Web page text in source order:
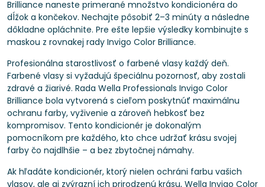
Brilliance naneste primerané množstvo kondicionéra do
dĺžok a končekov. Nechajte pôsobiť 2–3 minúty a následne
dôkladne opláchnite. Pre ešte lepšie výsledky kombinujte s
maskou z rovnakej rady Invigo Color Brilliance.
Profesionálna starostlivosť o farbené vlasy každý deň.
Farbené vlasy si vyžadujú špeciálnu pozornosť, aby zostali
zdravé a žiarivé. Rada Wella Professionals Invigo Color
Brilliance bola vytvorená s cieľom poskytnúť maximálnu
ochranu farby, vyživenie a zároveň hebkosť bez
kompromisov. Tento kondicionér je dokonalým
pomocníkom pre každého, kto chce udržať krásu svojej
farby čo najdlhšie – a bez zbytočnej námahy.
Ak hľadáte kondicionér, ktorý nielen ochráni farbu vašich
vlasov, ale aj zvýrazní ich prirodzenú krásu, Wella Invigo Color